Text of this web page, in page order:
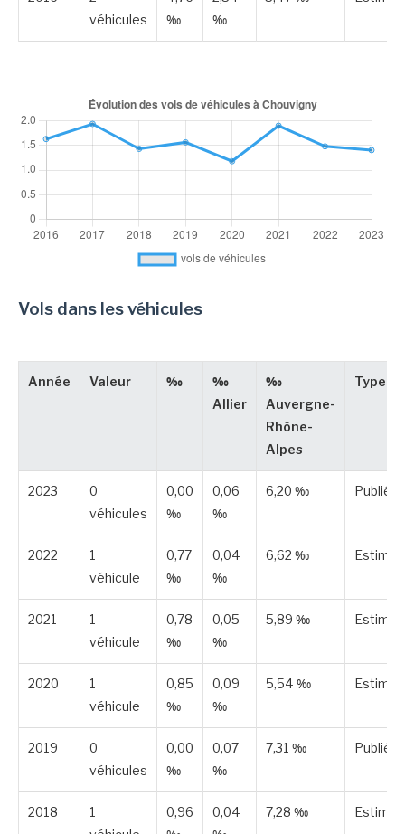
véhicules
‰
‰
Vols dans les véhicules
Année Valeur ‰
‰
Allier
‰
Auvergne-
Rhône-
Alpes
Type
2023
0
véhicules
0,00
‰
0,06
‰
6,20 ‰ Publiée
2022
1
véhicule
0,77
‰
0,04
‰
6,62 ‰ Estimée
2021
1
véhicule
0,78
‰
0,05
‰
5,89 ‰ Estimée
2020
1
véhicule
0,85
‰
0,09
‰
5,54 ‰ Estimée
2019
0
véhicules
0,00
‰
0,07
‰
7,31 ‰ Publiée
2018
1
0,96
0,04
7,28 ‰ Estimée